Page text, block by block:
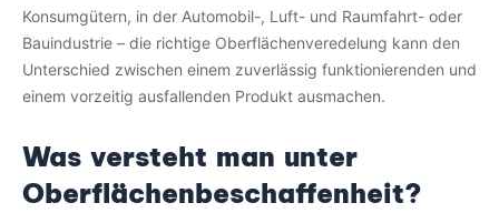
Konsumgütern, in der Automobil-, Luft- und Raumfahrt- oder
Bauindustrie – die richtige Oberflächenveredelung kann den
Unterschied zwischen einem zuverlässig funktionierenden und
einem vorzeitig ausfallenden Produkt ausmachen.
Was versteht man unter
Oberflächenbeschaffenheit?